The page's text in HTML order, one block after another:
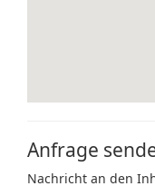
Anfrage
Nachricht an den